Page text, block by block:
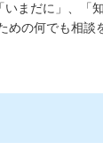
まだに」、
の何でも相談